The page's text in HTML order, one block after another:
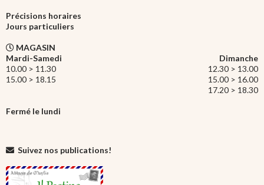
Précisions horaires
Jours particuliers
MAGASIN
Mardi-Samedi
Dimanche
10.00 > 11.30
12.30 > 13.00
15.00 > 18.15
15.00 > 16.00
17.20 > 18.30
Fermé le lundi
Suivez nos publications!